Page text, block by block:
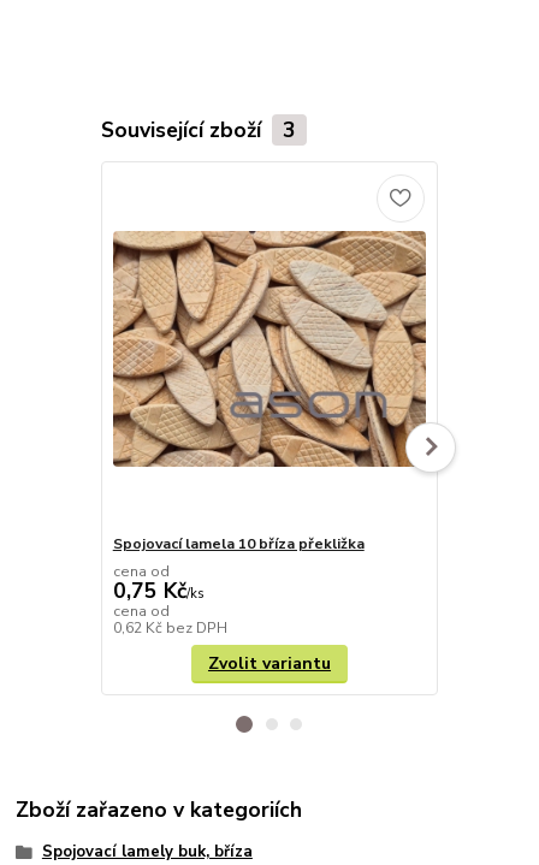
Související zboží 3
Spojovací lamela 10 bříza překližka
cena od
0,75 Kč/ks
cena od
0,62 Kč bez DPH
Zvolit variantu
Zboží zařazeno v kategoriích
Spojovací lamely buk, bříza